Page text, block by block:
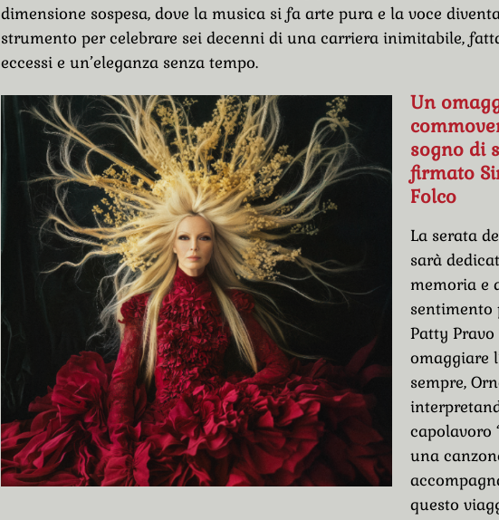
dimensione sospesa, dove la musica si fa arte pura e la voce
strumento per celebrare sei decenni di una carriera inimitabile,
eccessi e un’eleganza senza tempo.
Un
sogno di
firmato
Folco
La serata
sarà
memoria e
sentimento
Patty
omaggiare
sempre,
capolavoro
una
questo